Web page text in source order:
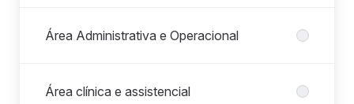
Área Administrativa e Operacional
Área clínica e assistencial